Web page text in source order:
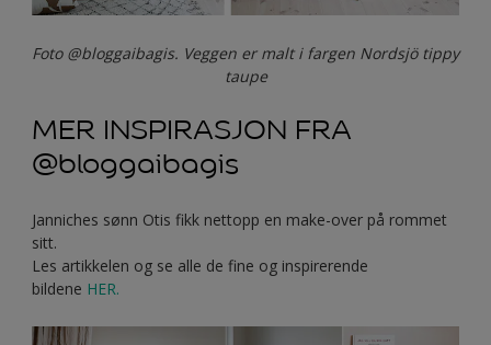
Foto @bloggaibagis. Veggen er malt i fargen Nordsjö tippy
taupe
MER INSPIRASJON FRA
@bloggaibagis
Janniches sønn Otis fikk nettopp en make-over på rommet
sitt.
Les artikkelen og se alle de fine og inspirerende
bildene HER.